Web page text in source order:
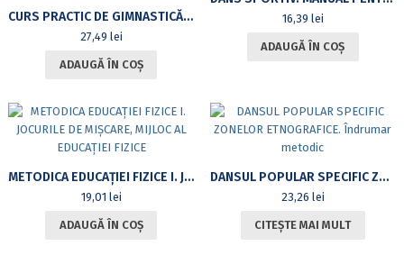
CURS PRACTIC DE GIMNASTICĂ AEROBICĂ PENTRU STUDENȚII DIN UNIVERSITATEA DIN BUCUREȘTI
27,49 lei
ADAUGĂ ÎN COȘ
16,39 lei
ADAUGĂ ÎN COȘ
METODICA EDUCAȚIEI FIZICE I. JOCURILE DE MIȘCARE, MIJLOC AL EDUCAȚIEI FIZICE
19,01 lei
ADAUGĂ ÎN COȘ
DANSUL POPULAR SPECIFIC ZONELOR ETNOGRAFICE. ÎNDRUMAR METODIC
23,26 lei
CITEȘTE MAI MULT